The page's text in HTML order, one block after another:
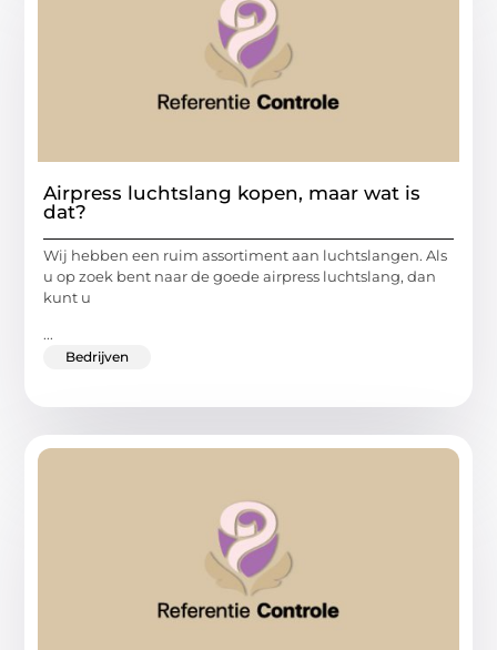
Airpress luchtslang kopen, maar wat is
dat?
Wij hebben een ruim assortiment aan luchtslangen. Als
u op zoek bent naar de goede airpress luchtslang, dan
kunt u
...
Bedrijven